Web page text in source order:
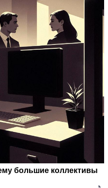
большие коллективы